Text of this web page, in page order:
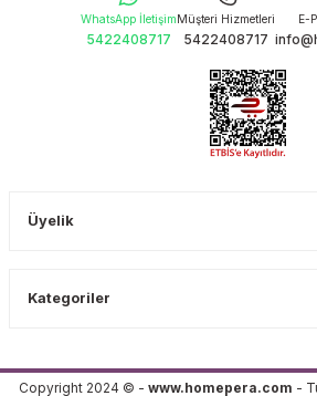
WhatsApp İletişim
5422408717
Müşteri Hizmetleri
5422408717
E-
Üyelik
Kategoriler
Copyright 2024 © - www.homepera.com -